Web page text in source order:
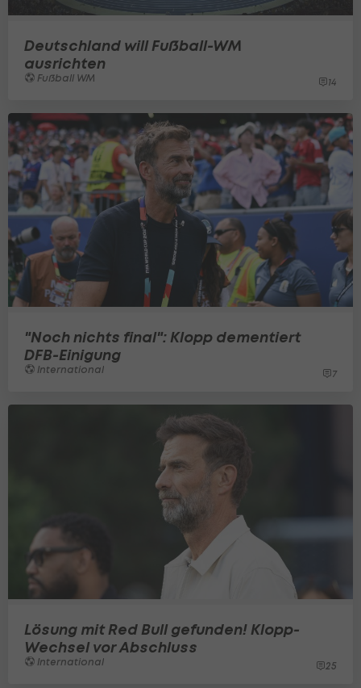
Deutschland will Fußball-WM
ausrichten
Fußball WM 14
"Noch nichts final": Klopp dementiert
DFB-Einigung
International 7
Lösung mit Red Bull gefunden! Klopp-
Wechsel vor Abschluss
International 25